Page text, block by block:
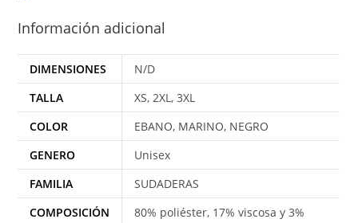
Información adicional
DIMENSIONES
N/D
TALLA
XS, 2XL, 3XL
COLOR
EBANO, MARINO, NEGRO
GENERO
Unisex
FAMILIA
SUDADERAS
COMPOSICIÓN
80% poliéster, 17% viscosa y 3%